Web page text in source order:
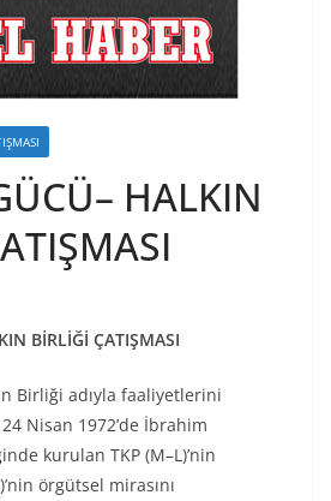
HALKIN
BİRLİĞİ ÇATIŞMASI
Birliği adıyla faaliyetlerini
Nisan 1972’de İbrahim
kurulan TKP (M–L)’nin
örgütsel mirasını